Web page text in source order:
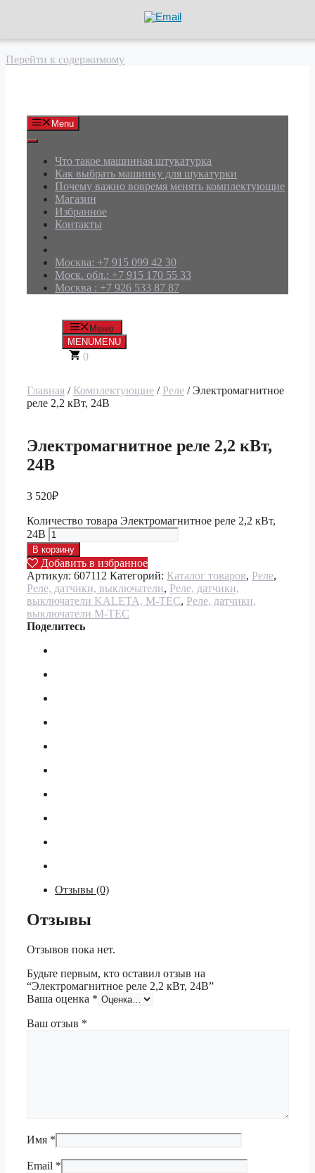
Перейти к содержимому
Menu
Что такое машинная штукатурка
Как выбрать машинку для шукатурки
Почему важно вовремя менять комплектующие
Магазин
Избранное
Контакты
Москва: +7 915 099 42 30
Моск. обл.: +7 915 170 55 33
Москва : +7 926 533 87 87
Меню
MENUMENU
0
Главная / Комплектующие / Реле / Электромагнитное
реле 2,2 кВт, 24В
Электромагнитное реле 2,2 кВт,
24В
3 520₽
Количество товара Электромагнитное реле 2,2 кВт,
24В
В корзину
Добавить в избранное
Артикул: 607112 Категорий: Каталог товаров, Реле,
Реле, датчики, выключатели, Реле, датчики,
выключатели KALETA, M-TEC, Реле, датчики,
выключатели M-TEC
Поделитесь
Отзывы (0)
Отзывы
Отзывов пока нет.
Будьте первым, кто оставил отзыв на
“Электромагнитное реле 2,2 кВт, 24В”
Ваша оценка *
Ваш отзыв *
Имя *
Email *